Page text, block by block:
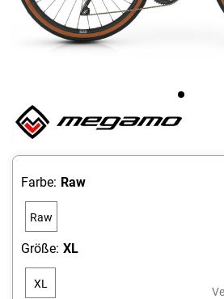
Farbe: Raw
Raw
Größe: XL
XL